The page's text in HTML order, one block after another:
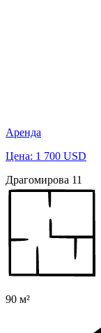
Аренда
Цена: 1 700 USD
Драгомирова 11
90 м²